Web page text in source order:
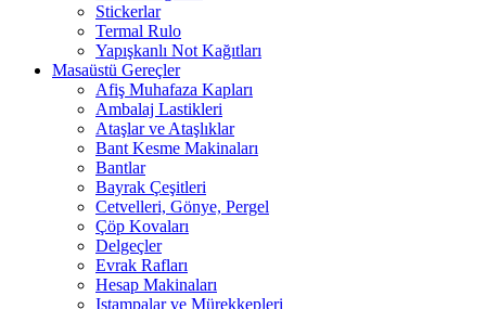
Stickerlar
Termal Rulo
Yapışkanlı Not Kağıtları
Masaüstü Gereçler
Afiş Muhafaza Kapları
Ambalaj Lastikleri
Ataşlar ve Ataşlıklar
Bant Kesme Makinaları
Bantlar
Bayrak Çeşitleri
Cetvelleri, Gönye, Pergel
Çöp Kovaları
Delgeçler
Evrak Rafları
Hesap Makinaları
Istampalar ve Mürekkepleri